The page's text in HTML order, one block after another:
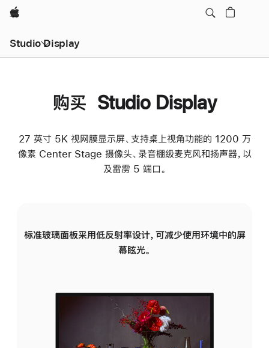
Apple
Studio Display
购买 Studio Display
27 英寸 5K 视网膜显示屏、支持桌上视角功能的 1200 万
像素 Center Stage 摄像头、录音棚级麦克风和扬声器，以
及雷雳 5 端口。
标准玻璃面板采用低反射率设计，可减少使用环境中的屏
幕眩光。